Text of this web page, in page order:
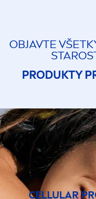
OBJAVTE
PRODUKTY
CELLULAR